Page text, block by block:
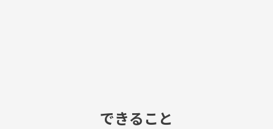
できること